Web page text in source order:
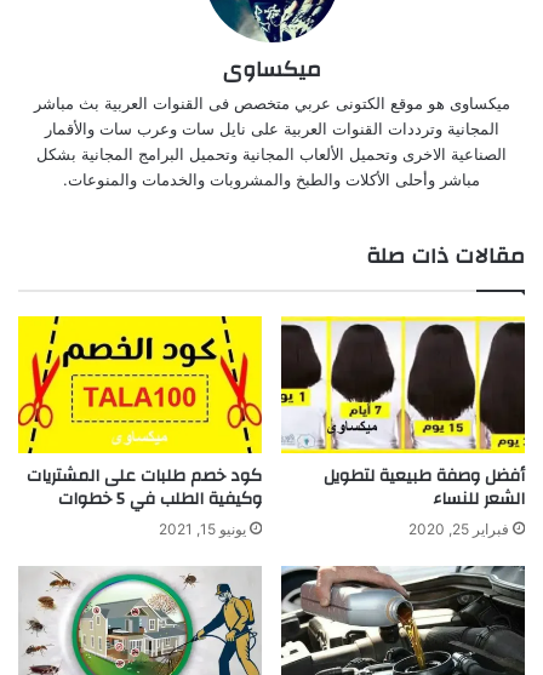
ميكساوى
ميكساوى هو موقع الكتونى عربي متخصص فى القنوات العربية بث مباشر
المجانية وترددات القنوات العربية على نايل سات وعرب سات والأقمار
الصناعية الاخرى وتحميل الألعاب المجانية وتحميل البرامج المجانية بشكل
مباشر وأحلى الأكلات والطبخ والمشروبات والخدمات والمنوعات.
مقالات ذات صلة
أفضل وصفة طبيعية لتطويل
الشعر للنساء
فبراير 25, 2020
كود خصم طلبات على المشتريات
وكيفية الطلب في 5 خطوات
يونيو 15, 2021